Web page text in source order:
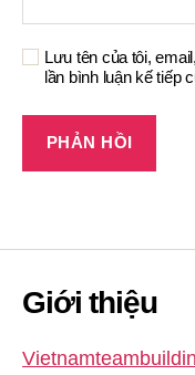
Lưu tên của tôi,
lần bình luận kế tiếp
Giới thiệu